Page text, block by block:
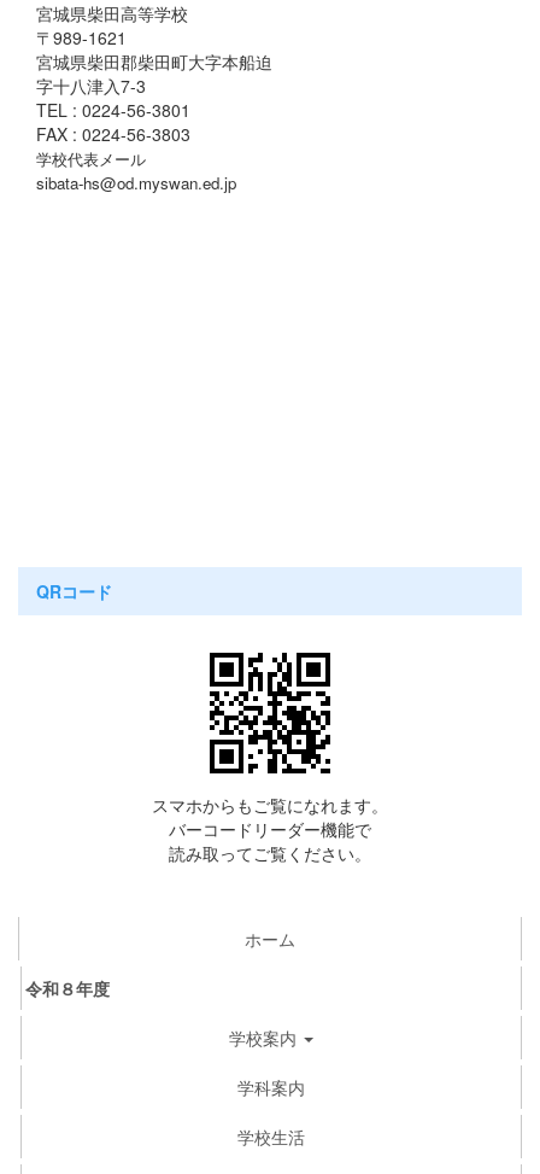
宮城県柴田高等学校
〒989-1621
宮城県柴田郡柴田町大字本船迫
字十八津入7-3
TEL : 0224-56-3801
FAX : 0224-56-3803
学校代表メール
sibata-hs@od.myswan.ed.jp
QRコード
スマホからもご覧になれます。
バーコードリーダー機能で
読み取ってご覧ください。
ホーム
令和８年度
学校案内
学科案内
学校生活